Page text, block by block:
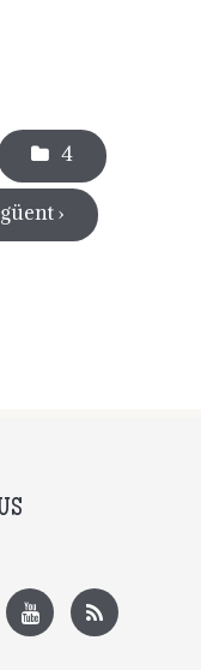
llibre "càntirs
al càntir: de
4
›